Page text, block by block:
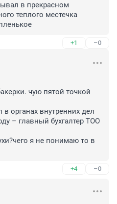
в прекрасном
теплого местечка
+1 –0
чую пятой точкой
в органах внутренних дел
– главный бухгалтер ТОО
я не понимаю то в
+4 –0